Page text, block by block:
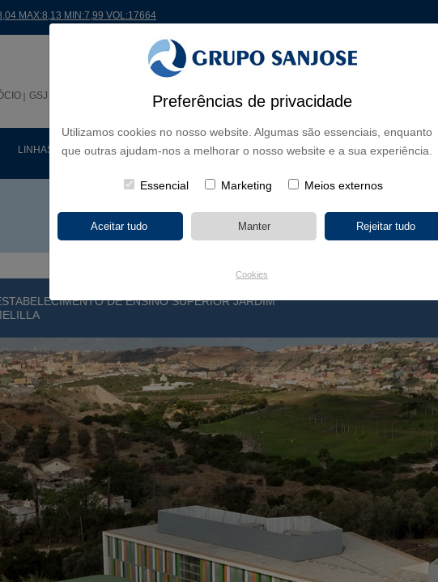
Preferências de privacidade
Utilizamos cookies no nosso website. Algumas são essenciais, enquanto
que outras ajudam-nos a melhorar o nosso website e a sua experiência.
Essencial Marketing Meios externos
Cookies
MAX:8,13 MIN:7,99 VOL:17664
GSJ NO MUNDO PROJETOS ACIONISTAS E INVESTIDORES INOVAÇÃO
LINHAS DE NEGÓCIO CONTINENTES TIPOLOGIA DE OBRA NOME DO
DE ENSINO SUPERIOR JARDIM
>
>